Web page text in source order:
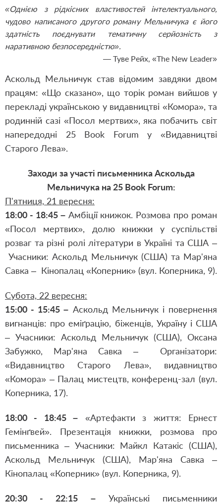
«Однією з рідкісних властивостей інтелектуального,
чудово написаного другого роману Мельничука є його
здатність поєднувати тематичну серйозність з
наративною безпосередністю».
— Туве Рейх, «The New Leader»
Аскольд Мельничук став відомим завдяки двом
працям: «Що сказано», що торік роман вийшов у
перекладі українською у видавництві «Комора», та
родинній сазі «Посол мертвих», яка побачить світ
напередодні 25 Book Forum у «Видавництві
Старого Лева».
Заходи за участі письменника Аскольда
Мельничука на 25 Book Forum:
П'ятниця, 21 вересня:
18:00 - 18:45 –Амбіції книжок. Розмова про роман
«Посол мертвих», долю книжки у суспільстві
розваг та різні ролі літератури в Україні та США –
Учасники: Аскольд Мельничук (США) та Мар'яна
Савка – Кінопалац «Коперник» (вул. Коперника, 9).
Субота, 22 вересня:
15:00 - 15:45 – Аскольд Мельничук і повернення
вигнанців: про еміґрацію, біженців, Україну і США
– Учасники: Аскольд Мельничук (США), Оксана
Забужко, Мар'яна Савка – Організатори:
«Видавництво Старого Лева», видавництво
«Комора» – Палац мистецтв, конференц-зал (вул.
Коперника, 17).
18:00 - 18:45 – «Артефакти з життя: Ернест
Гемінґвей». Презентація книжки, розмова про
письменника – Учасники: Майкл Катакіс (США),
Аскольд Мельничук (США), Мар'яна Савка –
Кінопалац «Коперник» (вул. Коперника, 9).
20:30 - 22:15 –Українські письменники